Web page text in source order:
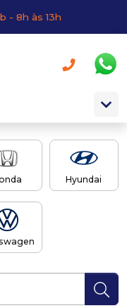
- 8h às 13h
Hyundai